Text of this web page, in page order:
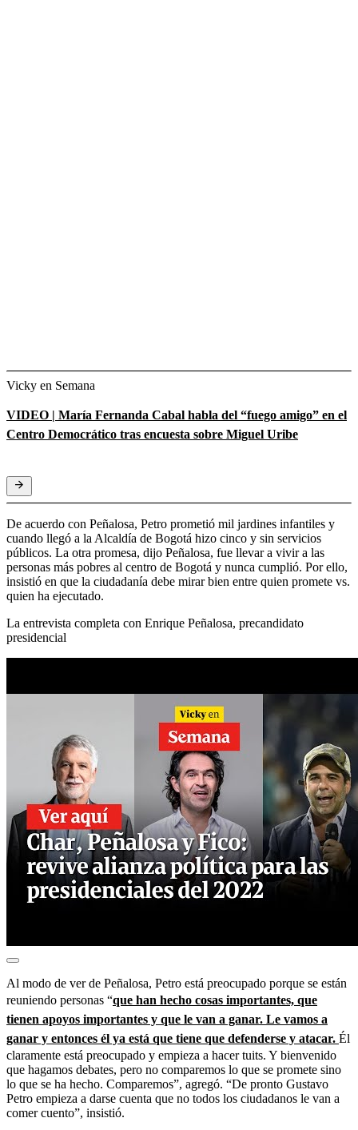
Vicky en Semana
VIDEO | María Fernanda Cabal habla del “fuego amigo” en el
Centro Democrático tras encuesta sobre Miguel Uribe
De acuerdo con Peñalosa, Petro prometió mil jardines infantiles y
cuando llegó a la Alcaldía de Bogotá hizo cinco y sin servicios
públicos. La otra promesa, dijo Peñalosa, fue llevar a vivir a las
personas más pobres al centro de Bogotá y nunca cumplió. Por ello,
insistió en que la ciudadanía debe mirar bien entre quien promete vs.
quien ha ejecutado.
La entrevista completa con Enrique Peñalosa, precandidato
presidencial
Al modo de ver de Peñalosa, Petro está preocupado porque se están
reuniendo personas “que han hecho cosas importantes, que
tienen apoyos importantes y que le van a ganar. Le vamos a
ganar y entonces él ya está que tiene que defenderse y atacar. Él
claramente está preocupado y empieza a hacer tuits. Y bienvenido
que hagamos debates, pero no comparemos lo que se promete sino
lo que se ha hecho. Comparemos”, agregó. “De pronto Gustavo
Petro empieza a darse cuenta que no todos los ciudadanos le van a
comer cuento”, insistió.